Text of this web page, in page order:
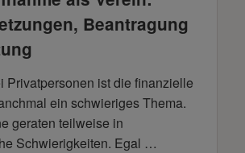
Beantragung
Privatpersonen ist die finanzielle
ein schwieriges Thema.
geraten teilweise in
Schwierigkeiten. Egal …